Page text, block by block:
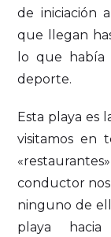
de iniciación
que llegan
lo que había
deporte.
Esta playa es
visitamos en
conductor
ninguno de
playa